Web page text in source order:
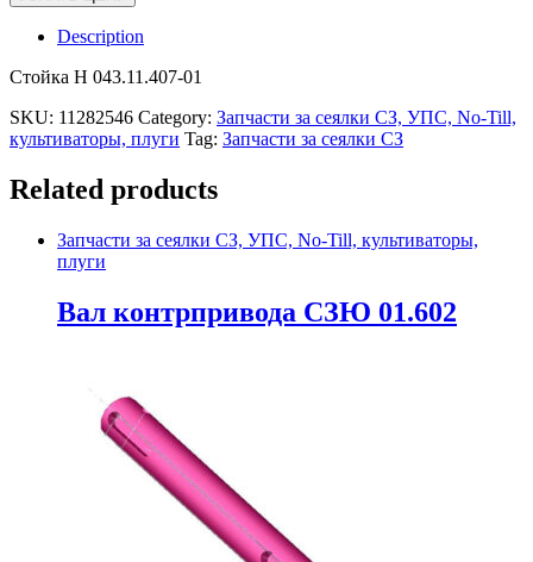
Description
Стойка Н 043.11.407-01
SKU: 11282546 Category: Запчасти за сеялки СЗ, УПС, No-Till,
культиваторы, плуги Tag: Запчасти за сеялки СЗ
Related products
Запчасти за сеялки СЗ, УПС, No-Till, культиваторы,
плуги
Вал контрпривода СЗЮ 01.602